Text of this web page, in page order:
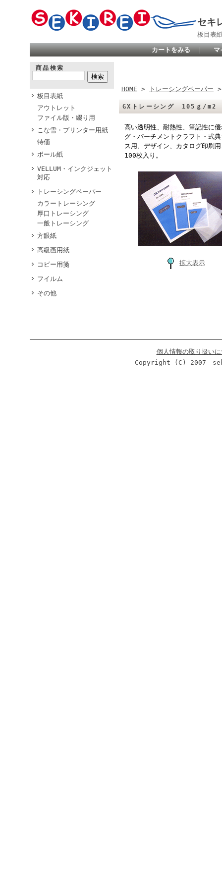
セキ
板目表
カートをみる ｜ マ
商品検索
板目表紙
アウトレット
ファイル版・綴り用
こな雪・プリンター用紙
特価
ボール紙
VELLUM・インクジェット
対応
トレーシングペーパー
カラートレーシング
厚口トレーシング
一般トレーシング
方眼紙
高級画用紙
コピー用箋
フイルム
その他
HOME > トレーシングペーパー
GXトレーシング 105ｇ/
高い透明性、耐熱性、筆記性に
グ・パーチメントクラフト・式
ス用、デザイン、カタログ印刷
100枚入り。
拡大表示
個人情報の取り扱い
Copyright (C) 2007